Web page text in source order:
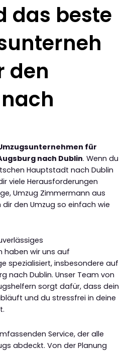
das beste
den
für
nach Dublin. Wenn du
Hauptstadt nach Dublin
viele Herausforderungen
Umzug Zimmermann aus
den Umzug so einfach wie
haben wir uns auf
spezialisiert, insbesondere auf
nach Dublin. Unser Team von
sorgt dafür, dass dein
und du stressfrei in deine
Service, der alle
abdeckt. Von der Planung